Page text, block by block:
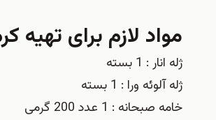
مواد لازم برای تهیه
ژله انار : 1 بسته
ژله آلوئه ورا : 1 بسته
خامه صبحانه : 1 عدد 200 گرمی